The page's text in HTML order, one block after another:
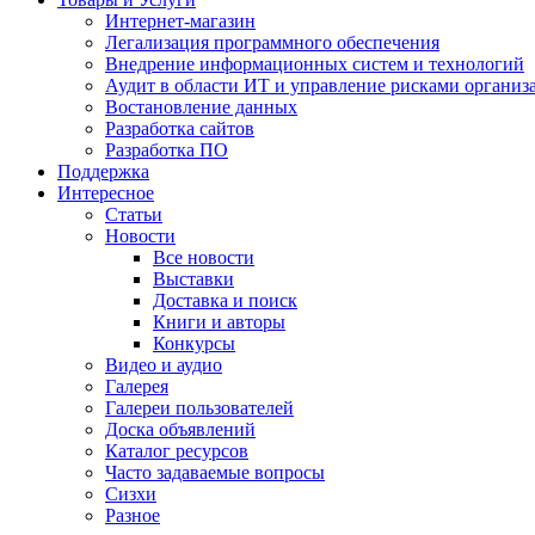
Интернет-магазин
Легализация программного обеспечения
Внедрение информационных систем и технологий
Аудит в области ИТ и управление рисками
Востановление данных
Разработка сайтов
Разработка ПО
Поддержка
Интересное
Статьи
Новости
Все новости
Выставки
Доставка и поиск
Книги и авторы
Конкурсы
Видео и аудио
Галерея
Галереи пользователей
Доска объявлений
Каталог ресурсов
Часто задаваемые вопросы
Сизхи
Разное